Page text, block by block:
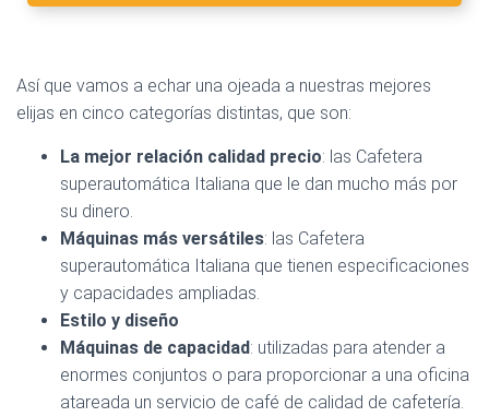
Ver en Amazon >
Ver en Amazon >
Así que vamos a echar una ojeada a nuestras mejores
elijas en cinco categorías distintas, que son:
La mejor relación calidad precio: las Cafetera
superautomática Italiana que le dan mucho más por
su dinero.
Máquinas más versátiles: las Cafetera
superautomática Italiana que tienen especificaciones
y capacidades ampliadas.
Estilo y diseño
Máquinas de capacidad: utilizadas para atender a
enormes conjuntos o para proporcionar a una oficina
atareada un servicio de café de calidad de cafetería.